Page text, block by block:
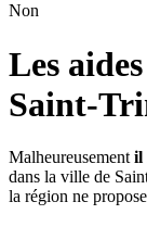
Non
Les
Saint-
Malheureusement il
dans la ville de
la région ne